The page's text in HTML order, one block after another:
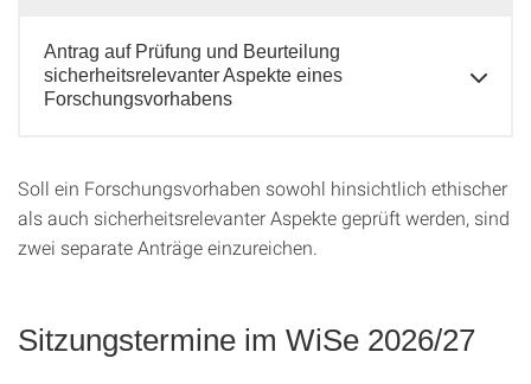
Antrag auf Prüfung und Beurteilung
sicherheitsrelevanter Aspekte eines
Forschungsvorhabens
Soll ein Forschungsvorhaben sowohl hinsichtlich ethischer
als auch sicherheitsrelevanter Aspekte geprüft werden, sind
zwei separate Anträge einzureichen.
Sitzungstermine im WiSe 2026/27